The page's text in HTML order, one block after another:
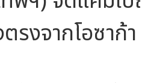
งจากโอซาก้า